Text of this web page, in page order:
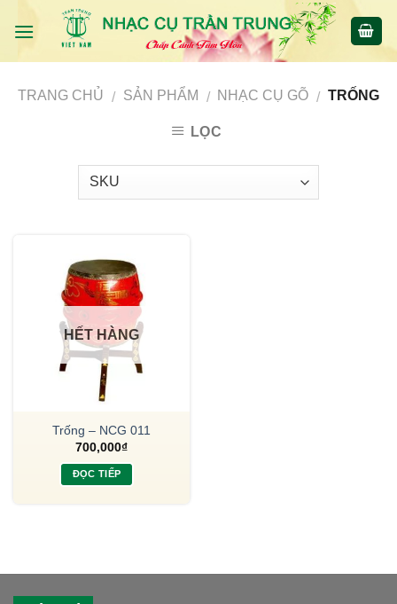
TRANG CHỦ / SẢN PHẨM / NHẠC CỤ GÕ / TRỐNG
LỌC
HẾT HÀNG
Trống – NCG 011
700,000₫
ĐỌC TIẾP